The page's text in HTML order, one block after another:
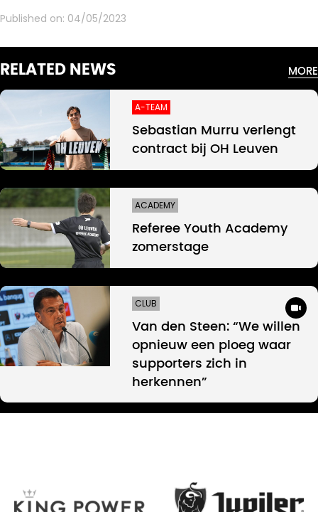
Published on: 04/05/2023
RELATED NEWS MORE
A-TEAM
Sebastian Murru verlengt
contract bij OH Leuven
ACADEMY
Referee Youth Academy
zomerstage
CLUB
Van den Steen: “We willen
opnieuw een ploeg waar
supporters zich in
herkennen”